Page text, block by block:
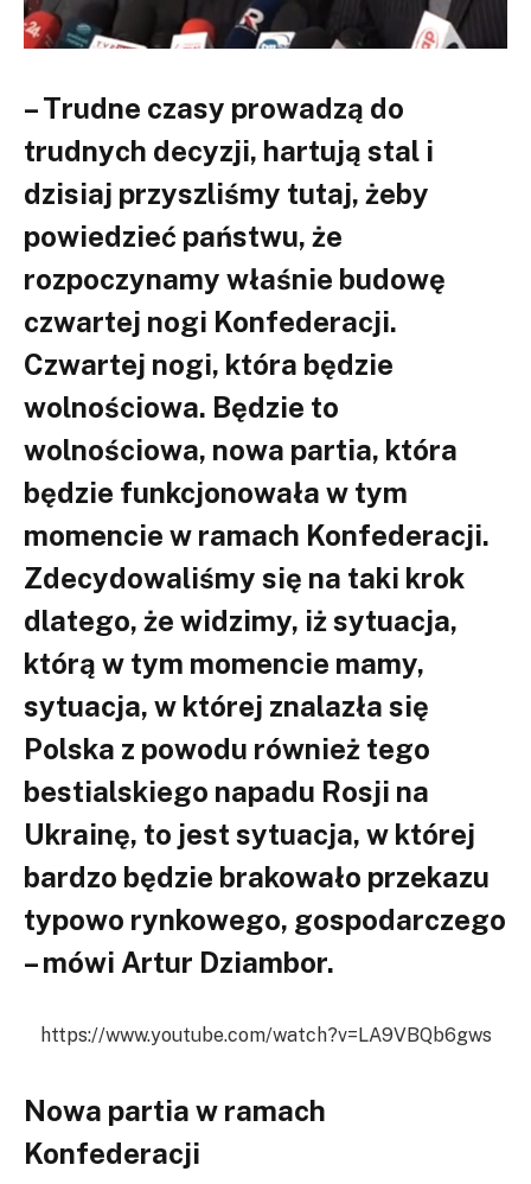
– Trudne czasy prowadzą do
trudnych decyzji, hartują stal i
dzisiaj przyszliśmy tutaj, żeby
powiedzieć państwu, że
rozpoczynamy właśnie budowę
czwartej nogi Konfederacji.
Czwartej nogi, która będzie
wolnościowa. Będzie to
wolnościowa, nowa partia, która
będzie funkcjonowała w tym
momencie w ramach Konfederacji.
Zdecydowaliśmy się na taki krok
dlatego, że widzimy, iż sytuacja,
którą w tym momencie mamy,
sytuacja, w której znalazła się
Polska z powodu również tego
bestialskiego napadu Rosji na
Ukrainę, to jest sytuacja, w której
bardzo będzie brakowało przekazu
typowo rynkowego, gospodarczego
– mówi Artur Dziambor.
https://www.youtube.com/watch?v=LA9VBQb6gws
Nowa partia w ramach
Konfederacji